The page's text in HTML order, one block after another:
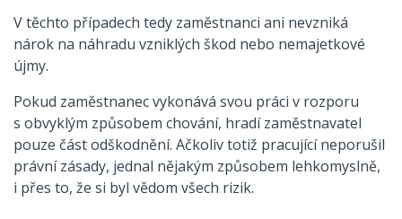
V těchto případech tedy zaměstnanci ani nevzniká
nárok na náhradu vzniklých škod nebo nemajetkové
újmy.
Pokud zaměstnanec vykonává svou práci v rozporu
s obvyklým způsobem chování, hradí zaměstnavatel
pouze část odškodnění. Ačkoliv totiž pracující neporušil
právní zásady, jednal nějakým způsobem lehkomyslně,
i přes to, že si byl vědom všech rizik.